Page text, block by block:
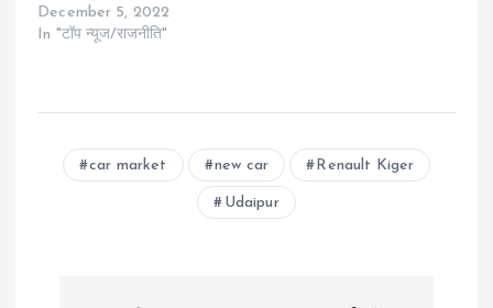
December 5, 2022
In "टॉप न्यूज/राजनीति"
car market new car Renault Kiger
Udaipur